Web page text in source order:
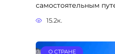
самостоятельным
15.2к.
О СТРАНЕ